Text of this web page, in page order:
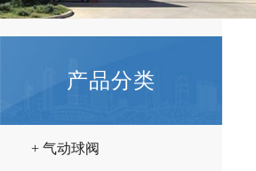
产品分类
+ 气动球阀